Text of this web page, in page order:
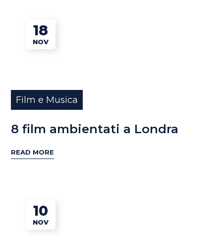
18
NOV
Film e Musica
8 film ambientati a Londra
READ MORE
10
NOV